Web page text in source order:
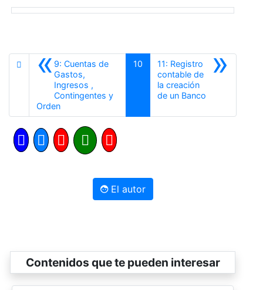
«9: Cuentas de
Gastos,
Ingresos ,
Contingentes y
OrdenAnterior
10 »
11: Registro
contable de
la creación
de un Banco
El autor
Contenidos que te pueden interesar